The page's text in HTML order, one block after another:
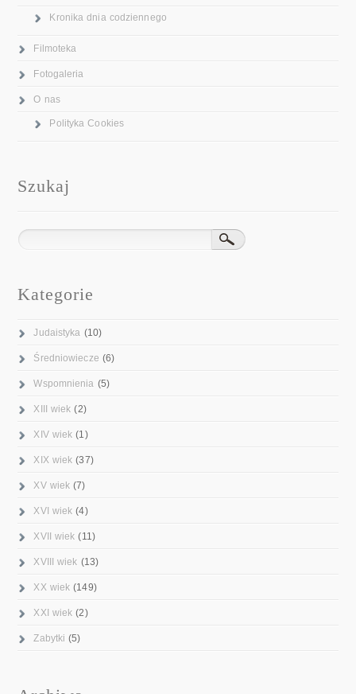
Kronika dnia codziennego
Filmoteka
Fotogaleria
O nas
Polityka Cookies
Szukaj
Kategorie
Judaistyka (10)
Średniowiecze (6)
Wspomnienia (5)
XIII wiek (2)
XIV wiek (1)
XIX wiek (37)
XV wiek (7)
XVI wiek (4)
XVII wiek (11)
XVIII wiek (13)
XX wiek (149)
XXI wiek (2)
Zabytki (5)